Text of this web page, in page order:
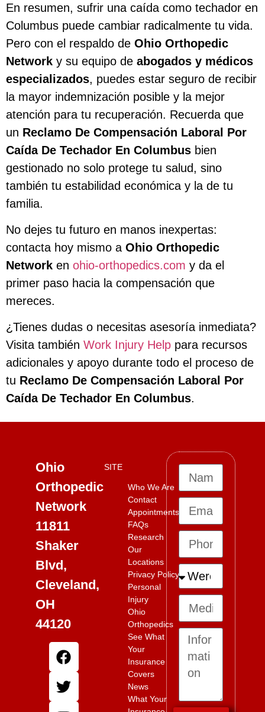
En resumen, sufrir una caída como techador en
Columbus puede cambiar radicalmente tu vida.
Pero con el respaldo de Ohio Orthopedic
Network y su equipo de abogados y médicos
especializados, puedes estar seguro de recibir
la mayor indemnización posible y la mejor
atención para tu recuperación. Recuerda que
un Reclamo De Compensación Laboral Por
Caída De Techador En Columbus bien
gestionado no solo protege tu salud, sino
también tu estabilidad económica y la de tu
familia.
No dejes tu futuro en manos inexpertas:
contacta hoy mismo a Ohio Orthopedic
Network en ohio-orthopedics.com y da el
primer paso hacia la compensación que
mereces.
¿Tienes dudas o necesitas asesoría inmediata?
Visita también Work Injury Help para recursos
adicionales y apoyo durante todo el proceso de
tu Reclamo De Compensación Laboral Por
Caída De Techador En Columbus.
Ohio
Orthopedic
Network
11811
Shaker
Blvd,
Cleveland,
OH
44120
SITE
Who We Are
Contact
Appointments
FAQs
Research
Our
Locations
Privacy Policy
Personal
Injury
Ohio
Orthopedics
See What
Your
Insurance
Covers
News
What Your